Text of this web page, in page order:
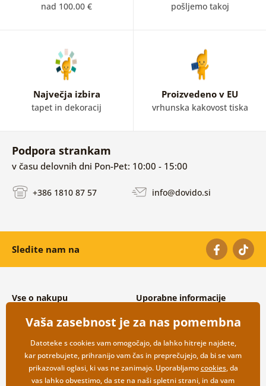
nad 100.00 € pošljemo takoj
Največja izbira
tapet in dekoracij
Proizvedeno v EU
vrhunska kakovost tiska
Podpora strankam
v času delovnih dni Pon-Pet: 10:00 - 15:00
+386 1810 87 57 info@dovido.si
Sledite nam na
Vse o nakupu
Splošni in reklamacijski pogoji
Varovanje osebnih podatkov
Možnosti dostave in plačila
Vračilo blaga
Uporabne informacije
Pogosto zastavljena vprašanja
Kontakti
Veleprodaja
Vaša zasebnost je za nas pomembna
Datoteke s cookies vam omogočajo, da lahko hitreje najdete,
kar potrebujete, prihranijo vam čas in preprečujejo, da bi se vam
prikazovali oglasi, ki vas ne zanimajo. Uporabljamocookies, da
vas lahko obvestimo, da ste na naši spletni strani, in da vam